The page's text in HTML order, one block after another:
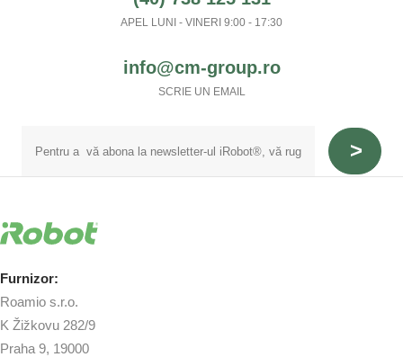
APEL LUNI - VINERI 9:00 - 17:30
info@cm-group.ro
SCRIE UN EMAIL
Furnizor:
Roamio s.r.o.
K Žižkovu 282/9
Praha 9, 19000